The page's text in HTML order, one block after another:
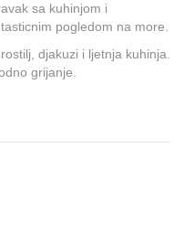
sa kuhinjom i
pogledom na more.
djakuzi i ljetnja kuhinja.
grijanje.